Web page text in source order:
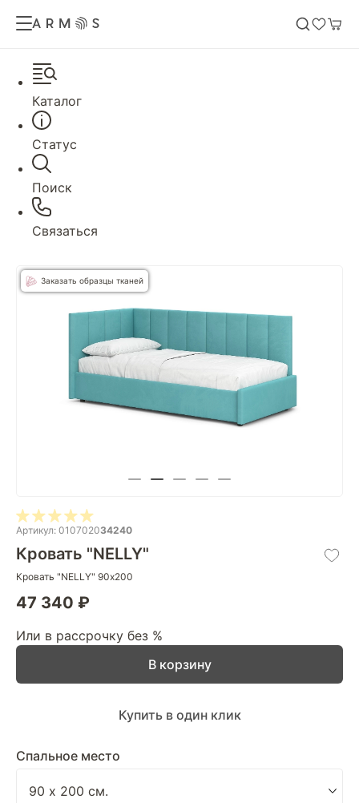
Каталог
Статус
Поиск
Связаться
Заказать образцы тканей
Артикул: 010702034240
Кровать "NELLY"
Кровать "NELLY" 90х200
47 340 ₽
Или в рассрочку без %
Спальное место
В корзину
Купить в один клик